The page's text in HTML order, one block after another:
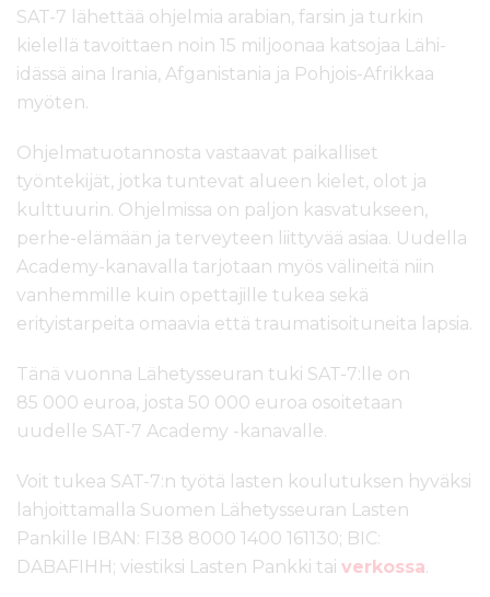
SAT-7 lähettää ohjelmia arabian, farsin ja turkin
kielellä tavoittaen noin 15 miljoonaa katsojaa Lähi-
idässä aina Irania, Afganistania ja Pohjois-Afrikkaa
myöten.
Ohjelmatuotannosta vastaavat paikalliset
työntekijät, jotka tuntevat alueen kielet, olot ja
kulttuurin. Ohjelmissa on paljon kasvatukseen,
perhe-elämään ja terveyteen liittyvää asiaa. Uudella
Academy-kanavalla tarjotaan myös välineitä niin
vanhemmille kuin opettajille tukea sekä
erityistarpeita omaavia että traumatisoituneita lapsia.
Tänä vuonna Lähetysseuran tuki SAT-7:lle on
85 000 euroa, josta 50 000 euroa osoitetaan
uudelle SAT-7 Academy -kanavalle.
Voit tukea SAT-7:n työtä lasten koulutuksen hyväksi
lahjoittamalla Suomen Lähetysseuran Lasten
Pankille IBAN: FI38 8000 1400 161130; BIC:
DABAFIHH; viestiksi Lasten Pankki tai verkossa.